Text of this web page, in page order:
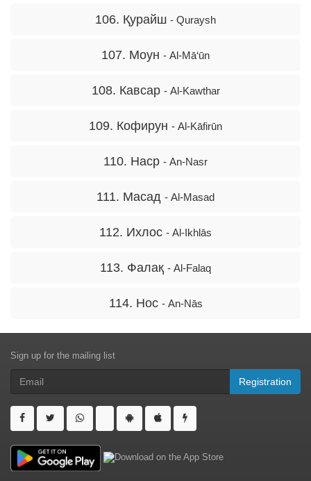
106. Қурайш - Quraysh
107. Моун - Al-Mā‘ūn
108. Кавсар - Al-Kawthar
109. Кофирун - Al-Kāfirūn
110. Наср - An-Nasr
111. Масад - Al-Masad
112. Ихлос - Al-Ikhlās
113. Фалақ - Al-Falaq
114. Нос - An-Nās
Sign up for the mailing list
Registration